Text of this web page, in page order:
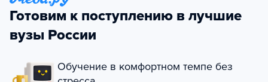
Готовим к поступлению в лучшие
вузы России
Обучение в комфортном темпе без